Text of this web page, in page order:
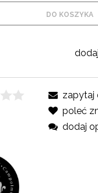
DO KOSZYKA
zapytaj
poleć
dodaj